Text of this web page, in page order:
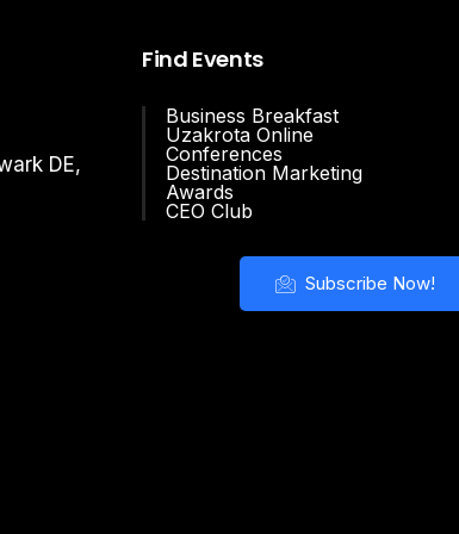
DE,
Find Events
Business Breakfast
Uzakrota Online
Conferences
Destination Marketing
Awards
CEO Club
Subscribe Now!